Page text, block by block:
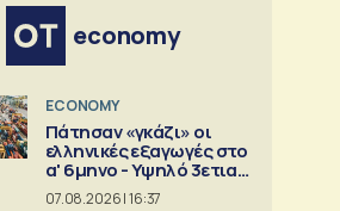
economy
ECONOMY
Πάτησαν «γκάζι» οι
ελληνικές εξαγωγές στο
α' 6μηνο - Υψηλό 3ετιας
[γραφήματα]
07.08.2026 | 16:37